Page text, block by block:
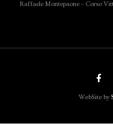
Raffaele Montepaone – Corso
WebSite by